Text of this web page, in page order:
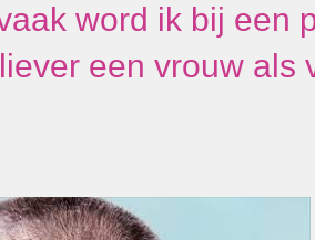
word ik bij een
een vrouw als